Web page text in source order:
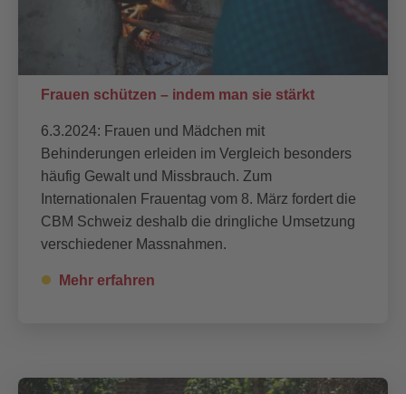
Frauen schützen – indem man sie stärkt
6.3.2024: Frauen und Mädchen mit
Behinderungen erleiden im Vergleich besonders
häufig Gewalt und Missbrauch. Zum
Internationalen Frauentag vom 8. März fordert die
CBM Schweiz deshalb die dringliche Umsetzung
verschiedener Massnahmen.
Mehr erfahren